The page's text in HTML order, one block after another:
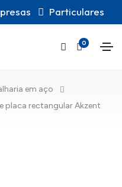
Particulares
0
em aço
placa rectangular Akzent